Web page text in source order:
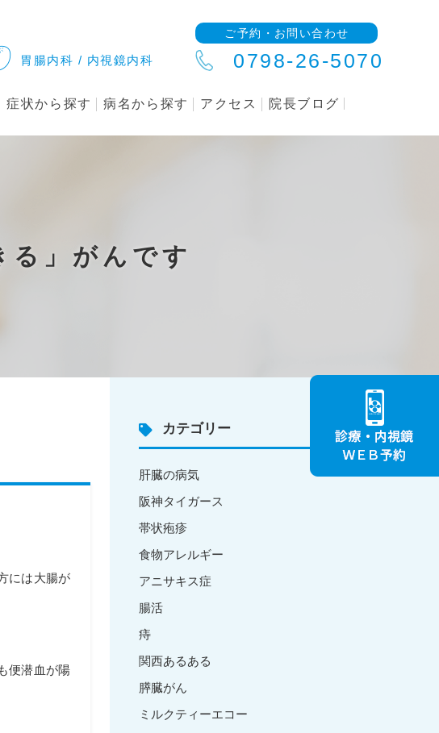
ご予約・お問い合わせ
0798-26-5070
胃腸内科 / 内視鏡内科
症状から探す 病名から探す アクセス 院長ブログ
る」がんです
には大腸が
便潜血が陽
カテゴリー
肝臓の病気
阪神タイガース
帯状疱疹
食物アレルギー
アニサキス症
腸活
痔
関西あるある
膵臓がん
ミルクティーエコー